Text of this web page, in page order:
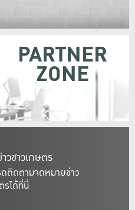
วชาวเกษตร
ติดตามจดหมายข่าว
รได้ที่นี่
PARTNER
ZONE